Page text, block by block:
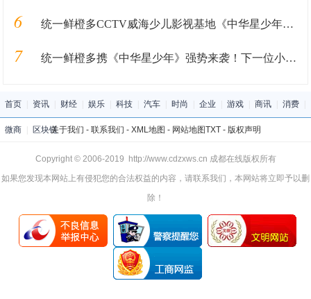
6 统一鲜橙多CCTV威海少儿影视基地《中华星少年》火热报名中
7 统一鲜橙多携《中华星少年》强势来袭！下一位小明星就是你！
首页 资讯 财经 娱乐 科技 汽车 时尚 企业 游戏 商讯 消费
微商 区块链关于我们 - 联系我们 - XML地图 - 网站地图TXT- 版权声明
Copyright © 2006-2019 http://www.cdzxws.cn 成都在线版权所有
如果您发现本网站上有侵犯您的合法权益的内容，请联系我们，本网站将立即予以删
除！